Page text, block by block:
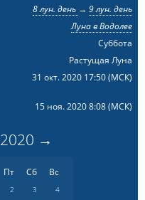
8 лун. день → 9 лун. день
Луна в Водолее
Суббота
Растущая Луна
31 окт. 2020 17:50(МСК)
15 ноя. 2020 8:08(МСК)
2020 →
Пт Сб Вс
2 3
4